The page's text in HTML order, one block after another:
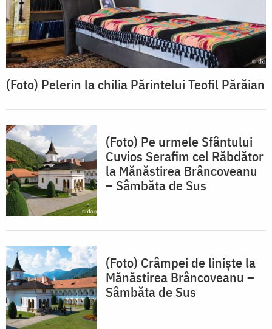
(Foto) Pelerin la chilia Părintelui Teofil Părăian
(Foto) Pe urmele Sfântului
Cuvios Serafim cel Răbdător
la Mănăstirea Brâncoveanu
– Sâmbăta de Sus
(Foto) Crâmpei de liniște la
Mănăstirea Brâncoveanu –
Sâmbăta de Sus